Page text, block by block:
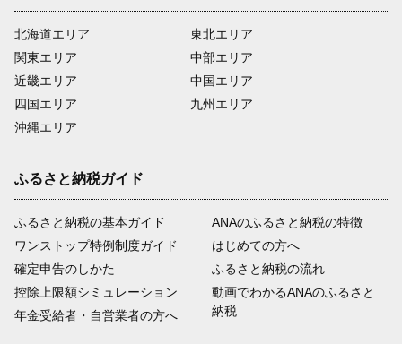
北海道エリア
関東エリア
近畿エリア
四国エリア
沖縄エリア
東北エリア
中部エリア
中国エリア
九州エリア
ふるさと納税ガイド
ふるさと納税の基本ガイド
ワンストップ特例制度ガイド
確定申告のしかた
控除上限額シミュレーション
年金受給者・自営業者の方へ
ANAのふるさと納税の特徴
はじめての方へ
ふるさと納税の流れ
動画でわかるANAのふるさと
納税